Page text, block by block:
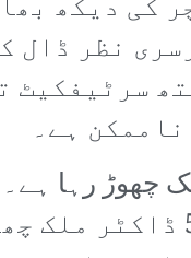
نظر ڈال
سرٹیفکیٹ
ہے۔
رہا ہے۔
نقل مکانی اور بیرون ملک روزگار کے مطابق